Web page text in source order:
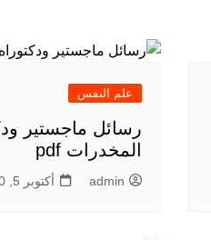
علم النفس
رسائل ماجستير
المخدرات pdf
admin أكتوبر 5, 2020